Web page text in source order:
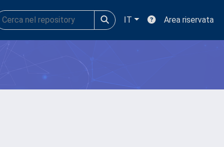
IT Area riservata